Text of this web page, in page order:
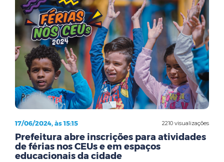
2210 visualizações
17/06/2024, às 15:15
Prefeitura abre inscrições para atividades
de férias nos CEUs e em espaços
educacionais da cidade